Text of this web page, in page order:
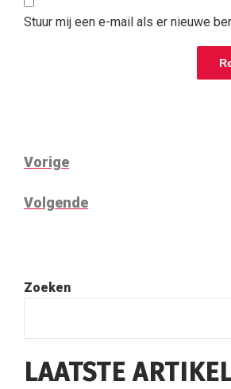
Stuur mij een e-mail als er nieuwe
BERICHT
NAVIGATIE
Vorig
Vorige
Volgend
Volgende
Zoeken
LAATSTE